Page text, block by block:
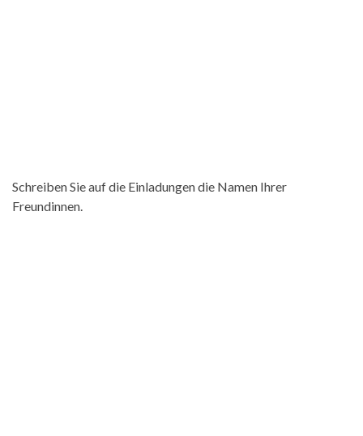
Schreiben Sie auf die Einladungen die Namen Ihrer
Freundinnen.